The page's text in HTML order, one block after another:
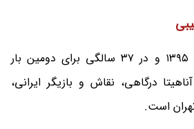
اشکان خطیبی در سال ۱۳۹۵ و در ۳۷ سالگی برای دومین بار
درگاهی، نقاش و بازیگر ایرانی،